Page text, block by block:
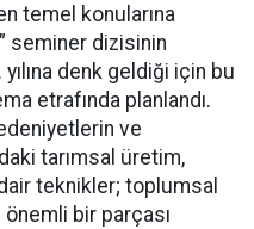
temel konularına
seminer dizisinin
denk geldiği için bu
etrafında planlandı.
ve
tarımsal üretim,
teknikler; toplumsal
bir parçası